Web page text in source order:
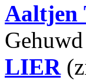
Aaltjen
LIER